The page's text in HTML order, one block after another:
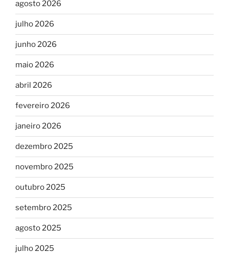
agosto 2026
julho 2026
junho 2026
maio 2026
abril 2026
fevereiro 2026
janeiro 2026
dezembro 2025
novembro 2025
outubro 2025
setembro 2025
agosto 2025
julho 2025